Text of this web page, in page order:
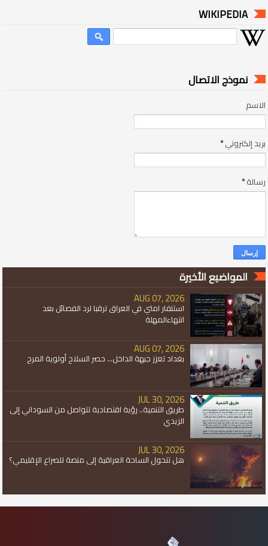
WIKIPEDIA
نموذج الاتصال
الاسم
بريد إلكتروني*
رسالة*
المواضيع الأخيرة
AUG 07, 2026
استنفار امتي في العراق ترقبا لرد الفصائل بعد
انتهاءالمهلة
AUG 07, 2026
بغداد تعزز جبهة الداخل... حصر السلاح أولوية المرح
JUL 30, 2026
طريق التنمية.. رؤية اقتصادية تتواصل من السوداني إلى
الزيدي
JUL 30, 2026
هل تتحول الساحة العراقية إلى منصة للصراع الإقليمي؟